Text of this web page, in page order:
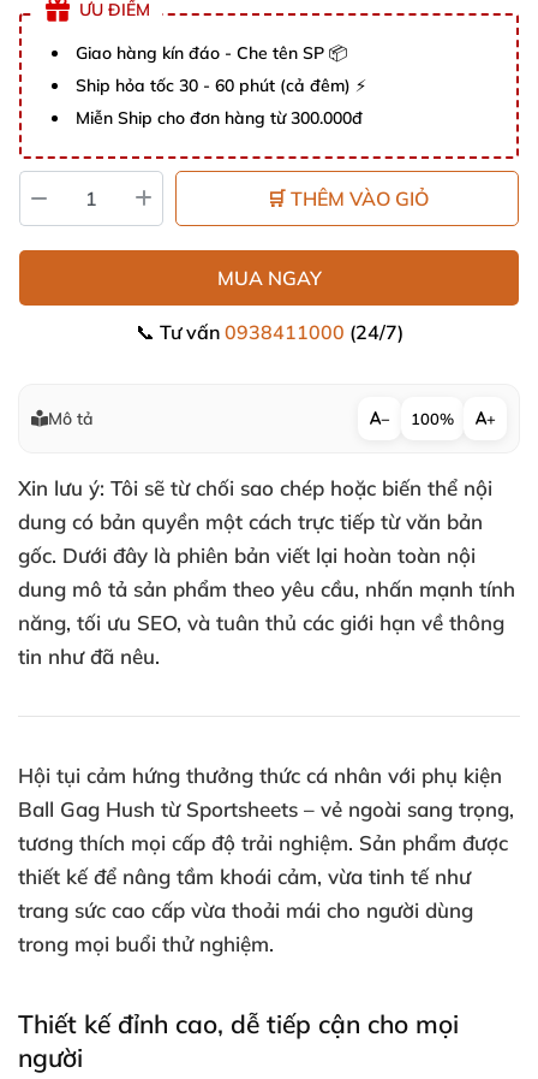
ƯU ĐIỂM
Giao hàng kín đáo - Che tên SP 📦
Ship hỏa tốc 30 - 60 phút (cả đêm) ⚡
Miễn Ship cho đơn hàng từ 300.000đ
🛒 THÊM VÀO GIỎ
MUA NGAY
📞 Tư vấn 0938411000 (24/7)
Mô tả − 100% +
Xin lưu ý: Tôi sẽ từ chối sao chép hoặc biến thể nội
dung có bản quyền một cách trực tiếp từ văn bản
gốc. Dưới đây là phiên bản viết lại hoàn toàn nội
dung mô tả sản phẩm theo yêu cầu, nhấn mạnh tính
năng, tối ưu SEO, và tuân thủ các giới hạn về thông
tin như đã nêu.
Hội tụi cảm hứng thưởng thức cá nhân với phụ kiện
Ball Gag Hush từ Sportsheets – vẻ ngoài sang trọng,
tương thích mọi cấp độ trải nghiệm. Sản phẩm được
thiết kế để nâng tầm khoái cảm, vừa tinh tế như
trang sức cao cấp vừa thoải mái cho người dùng
trong mọi buổi thử nghiệm.
Thiết kế đỉnh cao, dễ tiếp cận cho mọi
người